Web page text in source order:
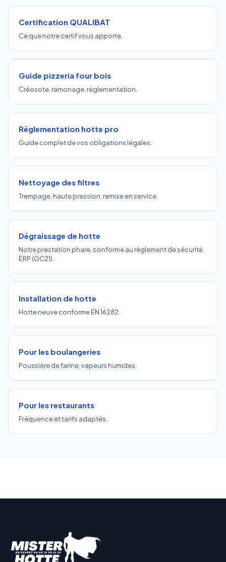
Certification QUALIBAT
Ce que notre certif vous apporte.
Guide pizzeria four bois
Créosote, ramonage, règlementation.
Réglementation hotte pro
Guide complet de vos obligations légales.
Nettoyage des filtres
Trempage, haute pression, remise en service.
Dégraissage de hotte
Notre prestation phare, conforme au règlement de sécurité
ERP (GC21).
Installation de hotte
Hotte neuve conforme EN 16282.
Pour les boulangeries
Poussière de farine, vapeurs humides.
Pour les restaurants
Fréquence et tarifs adaptés.